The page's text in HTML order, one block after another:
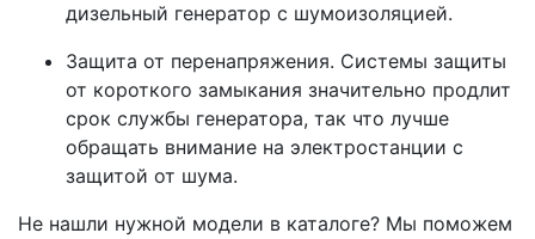
дизельный генератор с шумоизоляцией.
Защита от перенапряжения. Системы защиты
от короткого замыкания значительно продлит
срок службы генератора, так что лучше
обращать внимание на электростанции с
защитой от шума.
Не нашли нужной модели в каталоге? Мы поможем